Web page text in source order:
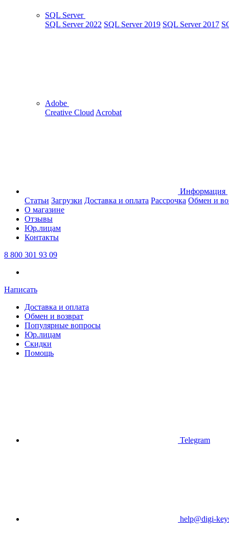
SQL Server
SQL Server 2022 SQL Server 2019 SQL Server 2017
Adobe
Creative Cloud Acrobat
Информация
Статьи Загрузки Доставка и оплата Рассрочка Обмен и
О магазине
Отзывы
Юр.лицам
Контакты
8 800 301 93 09
Написать
Доставка и оплата
Обмен и возврат
Популярные вопросы
Юр.лицам
Скидки
Помощь
Telegram
help@digi-